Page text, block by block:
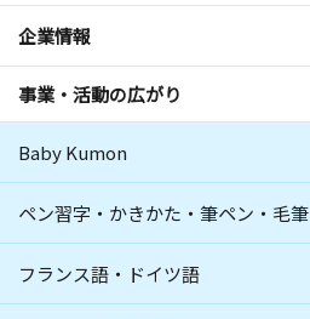
企業情報
事業・活動の広がり
Baby Kumon
ペン習字・かきかた・筆ペン・毛筆
フランス語・ドイツ語